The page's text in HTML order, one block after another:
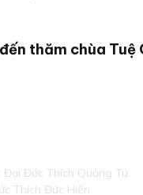
thăm chùa
Đại Đức Thích Quảng Tú
Thích Đức Hiển